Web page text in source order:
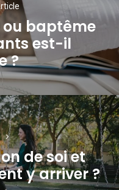
ou baptême
est-il
?
de soi et
y arriver ?